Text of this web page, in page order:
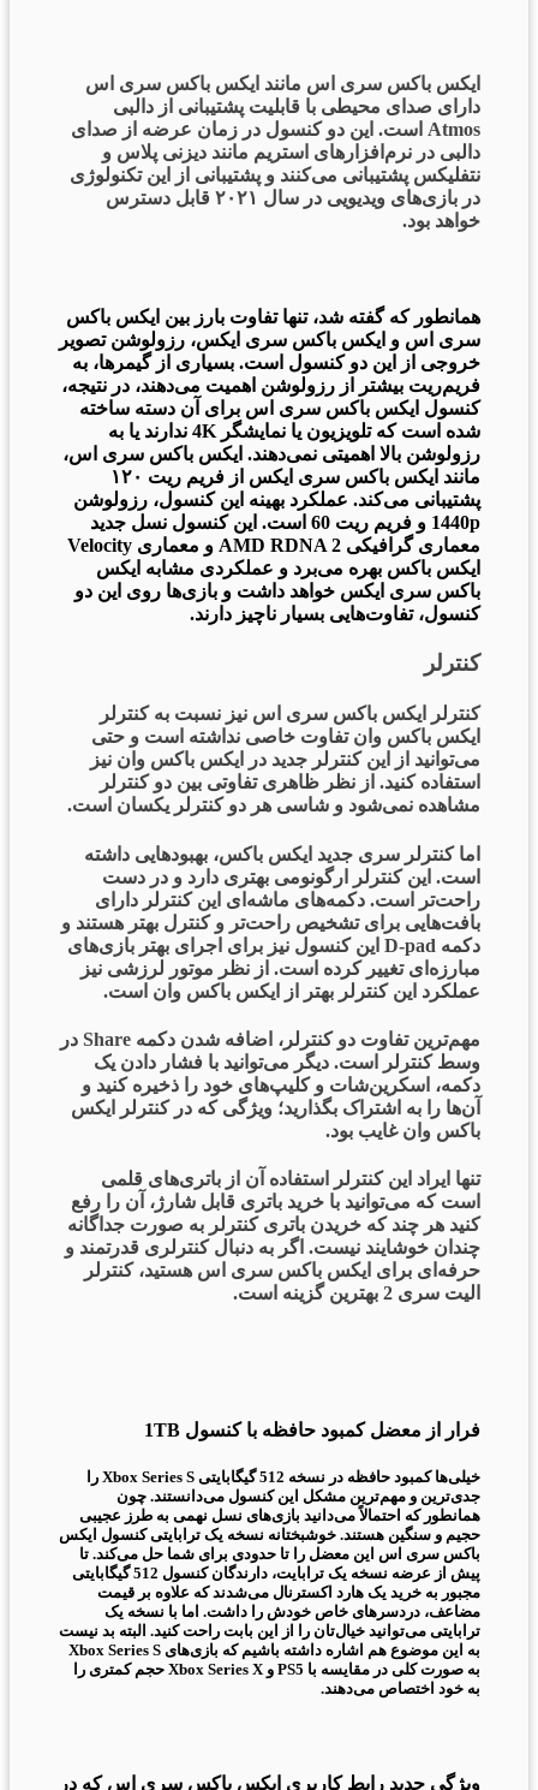
ایکس باکس سری اس مانند ایکس باکس سری اس
دارای صدای محیطی با قابلیت پشتیبانی از دالبی
Atmos است. این دو کنسول در زمان عرضه از صدای
دالبی در نرم‌افزارهای استریم مانند دیزنی پلاس و
نتفلیکس پشتیبانی می‌کنند و پشتیبانی از این تکنولوژی
در بازی‌های ویدیویی در سال ۲۰۲۱ قابل دسترس
خواهد بود.
همانطور که گفته شد، تنها تفاوت بارز بین ایکس باکس
سری اس و ایکس باکس سری ایکس، رزولوشن تصویر
خروجی از این دو کنسول است. بسیاری از گیمرها، به
فریم‌ریت بیشتر از رزولوشن اهمیت می‌دهند، در نتیجه،
کنسول ایکس باکس سری اس برای آن دسته ساخته
شده است که تلویزیون یا نمایشگر 4K ندارند یا به
رزولوشن بالا اهمیتی نمی‌دهند. ایکس باکس سری اس،
مانند ایکس باکس سری ایکس از فریم ریت ۱۲۰
پشتیبانی می‌کند. عملکرد بهینه این کنسول، رزولوشن
1440p و فریم ریت 60 است. این کنسول نسل جدید
معماری گرافیکی AMD RDNA 2 و معماری Velocity
ایکس باکس بهره می‌برد و عملکردی مشابه ایکس
باکس سری ایکس خواهد داشت و بازی‌ها روی این دو
کنسول، تفاوت‌هایی بسیار ناچیز دارند.
کنترلر
کنترلر ایکس باکس سری اس نیز نسبت به کنترلر
ایکس باکس وان تفاوت خاصی نداشته است و حتی
می‌توانید از این کنترلر جدید در ایکس باکس وان نیز
استفاده کنید. از نظر ظاهری تفاوتی بین دو کنترلر
مشاهده نمی‌شود و شاسی هر دو کنترلر یکسان است.
اما کنترلر سری جدید ایکس باکس، بهبودهایی داشته
است. این کنترلر ارگونومی بهتری دارد و در دست
راحت‌تر است. دکمه‌های ماشه‌ای این کنترلر دارای
بافت‌هایی برای تشخیص راحت‌تر و کنترل بهتر هستند و
دکمه D-pad این کنسول نیز برای اجرای بهتر بازی‌های
مبارزه‌ای تغییر کرده است. از نظر موتور لرزشی نیز
عملکرد این کنترلر بهتر از ایکس باکس وان است.
مهم‌ترین تفاوت دو کنترلر، اضافه شدن دکمه Share در
وسط کنترلر است. دیگر می‌توانید با فشار دادن یک
دکمه، اسکرین‌شات و کلیپ‌های خود را ذخیره کنید و
آن‌ها را به اشتراک بگذارید؛ ویژگی که در کنترلر ایکس
باکس وان غایب بود.
تنها ایراد این کنترلر استفاده آن از باتری‌های قلمی
است که می‌توانید با خرید باتری قابل شارژ، آن را رفع
کنید هر چند که خریدن باتری کنترلر به صورت جداگانه
چندان خوشایند نیست. اگر به دنبال کنترلری قدرتمند و
حرفه‌ای برای ایکس باکس سری اس هستید، کنترلر
الیت سری 2 بهترین گزینه است.
فرار از معضل کمبود حافظه با کنسول 1TB
خیلی‌ها کمبود حافظه در نسخه 512 گیگابایتی Xbox Series S را
جدی‌ترین و مهم‌ترین مشکل این کنسول می‌دانستند. چون
همانطور که احتمالاً می‌دانید بازی‌های نسل نهمی به طرز عجیبی
حجیم و سنگین هستند. خوشبختانه نسخه یک ترابایتی کنسول ایکس
باکس سری اس این معضل را تا حدودی برای شما حل می‌کند. تا
پیش از عرضه نسخه یک ترابایت، دارندگان کنسول 512 گیگابایتی
مجبور به خرید یک هارد اکسترنال می‌شدند که علاوه بر قیمت
مضاعف، دردسرهای خاص خودش را داشت. اما با نسخه یک
ترابایتی می‌توانید خیال‌تان را از این بابت راحت کنید. البته بد نیست
به این موضوع هم اشاره داشته باشیم که بازی‌های Xbox Series S
به صورت کلی در مقایسه با PS5 و Xbox Series X حجم کمتری را
به خود اختصاص می‌دهند.
ویژگی جدید رابط کاربری ایکس باکس سری اس که در